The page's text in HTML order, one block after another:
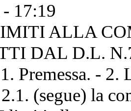
17:19
ALLA
DAL D.L.
Premessa. -
(segue) la